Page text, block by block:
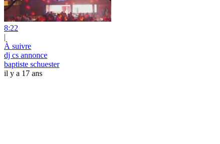
8:22
|
À suivre
dj cs annonce
baptiste schuester
il y a 17 ans